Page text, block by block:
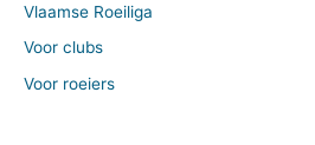
Vlaamse Roeiliga
Voor clubs
Voor roeiers